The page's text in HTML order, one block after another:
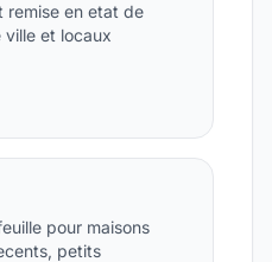
remise en etat de
ville et locaux
pour maisons
petits